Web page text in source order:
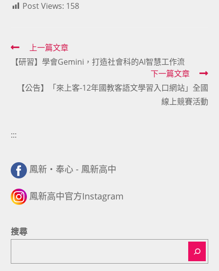
Post Views: 158
Read
more
articles
上一篇文章
【研習】學會Gemini，打造社會科的AI智慧工作流
下一篇文章
【公告】「來上客-12年國教客語文學習入口網站」全國
線上競賽活動
:::
鳳新・奉心 - 鳳新高中
鳳新高中官方Instagram
搜尋